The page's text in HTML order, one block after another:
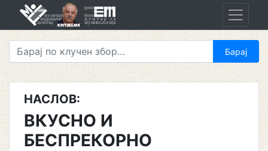
НАСЛОВ:
ВКУСНО И
БЕСПРЕКОРНО